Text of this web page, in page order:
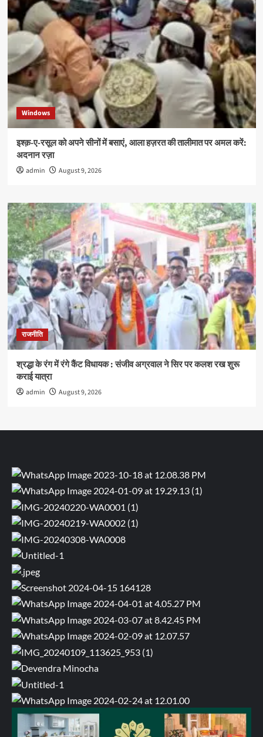
Windows
इश्क़-ए-रसूल को अपने सीनों में बसाएं, आला हज़रत की तालीमात पर अमल करें:
अदनान रज़ा
admin August 9, 2026
राजनीति
श्रद्धा के रंग में रंगे कैंट विधायक : संजीव अग्रवाल ने सिर पर कलश रख शुरू
कराई यात्रा
admin August 9, 2026